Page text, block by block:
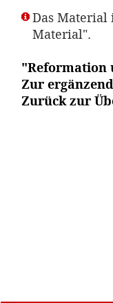
Das Material
Material".
"Reformation
Zur
Zurück zur